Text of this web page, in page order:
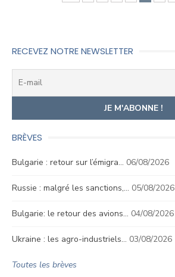
RECEVEZ NOTRE NEWSLETTER
BRÈVES
Bulgarie : retour sur l’émigra… 06/08/2026
Russie : malgré les sanctions,… 05/08/2026
Bulgarie: le retour des avions… 04/08/2026
Ukraine : les agro-industriels… 03/08/2026
Toutes les brèves